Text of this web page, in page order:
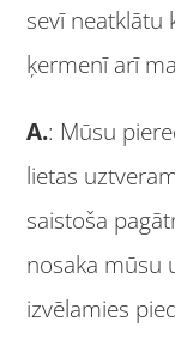
sevī neatklātu
ķermenī arī
A.: Mūsu
lietas
saistoša
nosaka mūsu
izvēlamies